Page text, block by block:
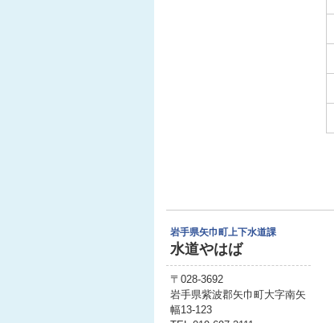
岩手県矢巾町上下水道課
水道やはば
〒028-3692
岩手県紫波郡矢巾町大字南矢
幅13-123